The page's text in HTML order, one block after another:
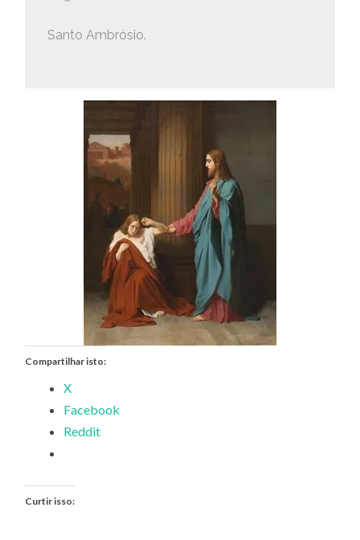
Santo Ambrósio.
Compartilhar isto:
X
Facebook
Reddit
Curtir isso: